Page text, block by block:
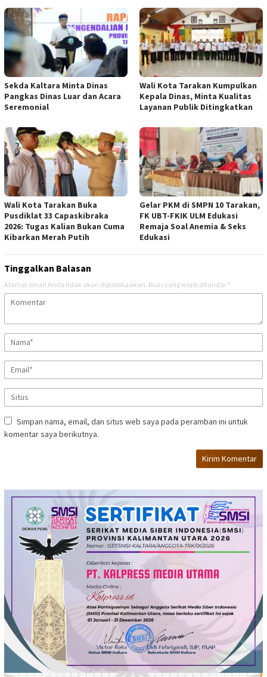
Sekda Kaltara Minta Dinas
Pangkas Dinas Luar dan Acara
Seremonial
Wali Kota Tarakan Kumpulkan
Kepala Dinas, Minta Kualitas
Layanan Publik Ditingkatkan
Wali Kota Tarakan Buka
Pusdiklat 33 Capaskibraka
2026: Tugas Kalian Bukan Cuma
Kibarkan Merah Putih
Gelar PKM di SMPN 10 Tarakan,
FK UBT-FKIK ULM Edukasi
Remaja Soal Anemia & Seks
Edukasi
Tinggalkan Balasan
Alamat email Anda tidak akan dipublikasikan. Ruas yang wajib ditandai *
Simpan nama, email, dan situs web saya pada peramban ini untuk
komentar saya berikutnya.